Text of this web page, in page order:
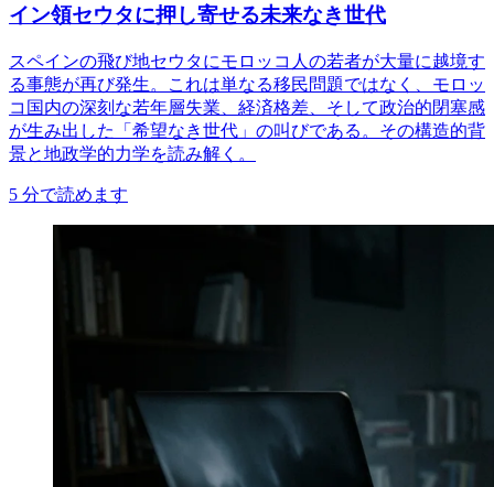
イン領セウタに押し寄せる未来なき世代
スペインの飛び地セウタにモロッコ人の若者が大量に越境す
る事態が再び発生。これは単なる移民問題ではなく、モロッ
コ国内の深刻な若年層失業、経済格差、そして政治的閉塞感
が生み出した「希望なき世代」の叫びである。その構造的背
景と地政学的力学を読み解く。
5 分で読めます